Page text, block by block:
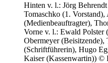
Hinten v. l.: Jörg
Tomaschko (1.
(Medienbeauftragter),
Vorne v. l.: Ewald Polster
Obermeyer (Beisitzende),
(Schriftführerin), Hugo
Kaiser (Kassenwartin)) ©